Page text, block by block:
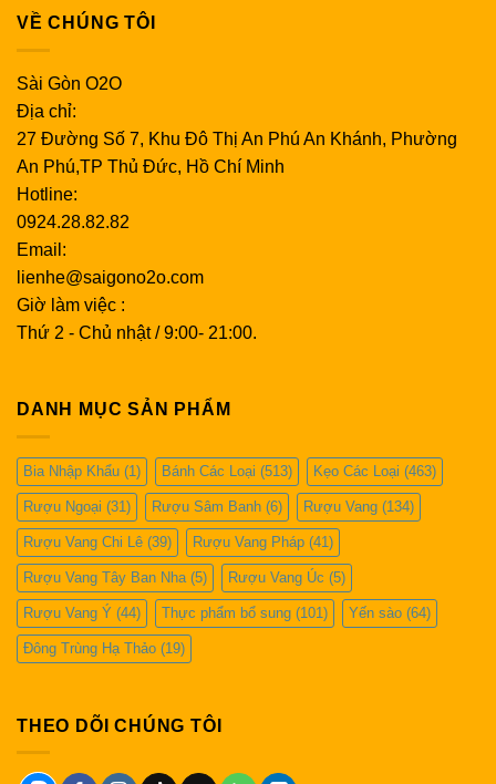
VỀ CHÚNG TÔI
Sài Gòn O2O
Địa chỉ:
27 Đường Số 7, Khu Đô Thị An Phú An Khánh, Phường
An Phú,TP Thủ Đức, Hồ Chí Minh
Hotline:
0924.28.82.82
Email:
lienhe@saigono2o.com
Giờ làm việc :
Thứ 2 - Chủ nhật / 9:00- 21:00.
DANH MỤC SẢN PHẨM
Bia Nhập Khẩu (1) Bánh Các Loại (513) Kẹo Các Loại (463)
Rượu Ngoại (31) Rượu Sâm Banh (6) Rượu Vang (134)
Rượu Vang Chi Lê (39) Rượu Vang Pháp (41)
Rượu Vang Tây Ban Nha (5) Rượu Vang Úc (5)
Rượu Vang Ý (44) Thực phẩm bổ sung (101) Yến sào (64)
Đông Trùng Hạ Thảo (19)
THEO DÕI CHÚNG TÔI